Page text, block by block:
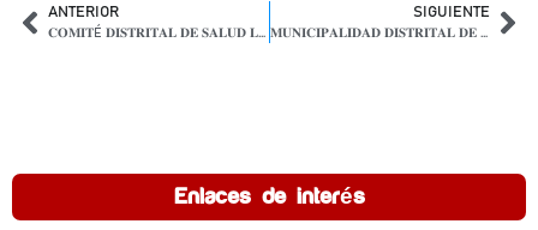
ANTERIOR
𝐂𝐎𝐌𝐈𝐓É 𝐃𝐈𝐒𝐓𝐑𝐈𝐓𝐀𝐋 𝐃𝐄 𝐒𝐀𝐋𝐔𝐃 𝐋𝐀𝐘𝐎 𝐘 𝐂𝐎𝐃𝐈𝐒𝐄𝐂 𝐒𝐎𝐒𝐓𝐔𝐕𝐈𝐄𝐑𝐎𝐍 𝐑𝐄𝐔𝐍𝐈𝐎𝐍 𝐎𝐑𝐃𝐈𝐍𝐀𝐑𝐈𝐀
SIGUIENTE
𝐌𝐔𝐍𝐈𝐂𝐈𝐏𝐀𝐋𝐈𝐃𝐀𝐃 𝐃𝐈𝐒𝐓𝐑𝐈𝐓𝐀𝐋 𝐃𝐄 𝐋𝐀𝐘𝐎 𝐑𝐄𝐀𝐋𝐈𝐙Ó 𝐓𝐀𝐋𝐋𝐄𝐑 𝐃𝐄 𝐂𝐀𝐏𝐀𝐂𝐈𝐓𝐀𝐂𝐈Ó𝐍 𝐄𝐍 𝐏𝐑𝐄𝐕𝐄𝐍𝐂𝐈Ó𝐍 𝐃𝐄 𝐈𝐍𝐂𝐄𝐍𝐃𝐈𝐎𝐒 𝐅𝐎𝐑𝐄𝐒𝐓𝐀𝐋𝐄𝐒
Enlaces de interés